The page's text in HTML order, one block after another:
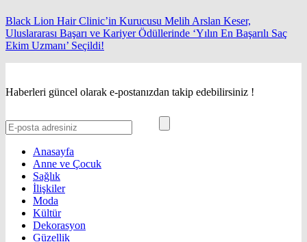
Black Lion Hair Clinic’in Kurucusu Melih Arslan Keser,
Uluslararası Başarı ve Kariyer Ödüllerinde ‘Yılın En Başarılı Saç
Ekim Uzmanı’ Seçildi!
Haberleri güncel olarak e-postanızdan takip edebilirsiniz !
Anasayfa
Anne ve Çocuk
Sağlık
İlişkiler
Moda
Kültür
Dekorasyon
Güzellik